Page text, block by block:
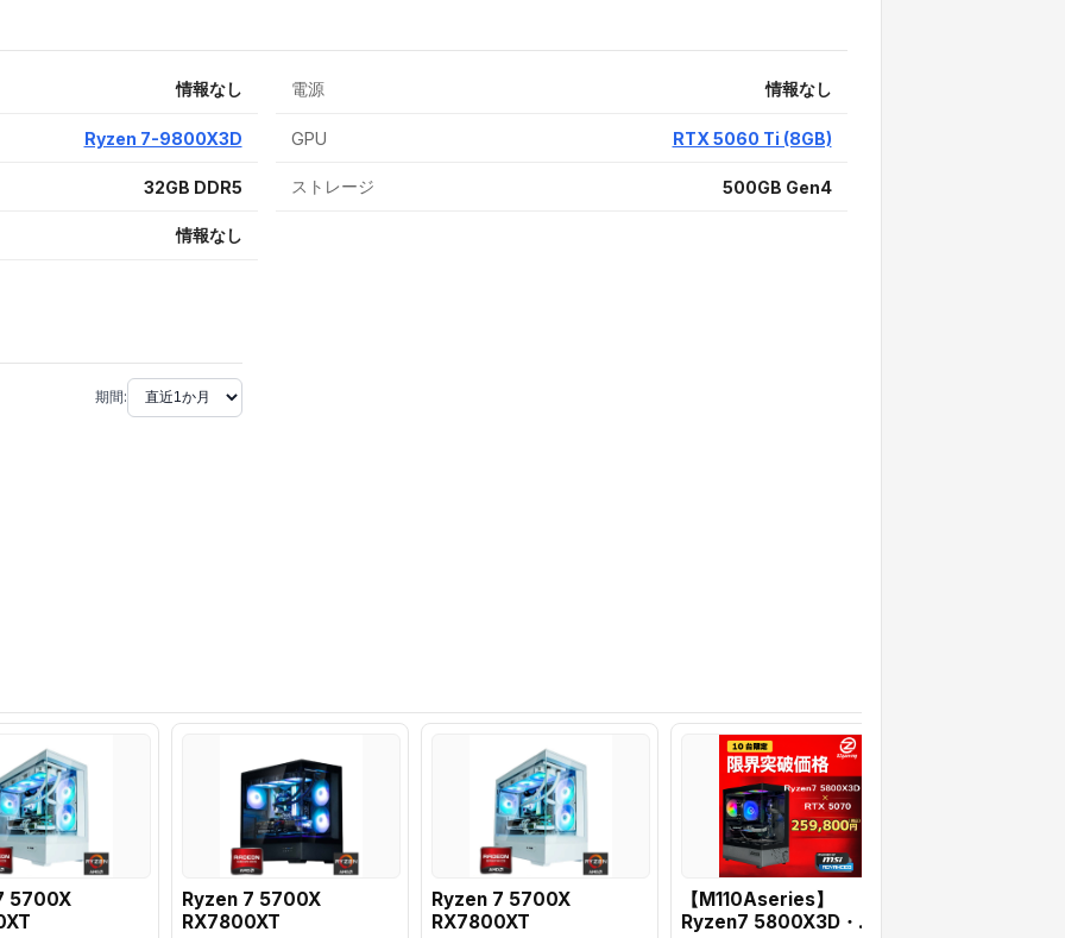
情報なし
Ryzen 7-9800X3D
32GB DDR5
情報なし
電源 情報なし
GPU RTX 5060 Ti (8GB)
ストレージ 500GB Gen4
期間:
5700X
Ryzen 7 5700X
RX7800XT
Ryzen 7 5700X
RX7800XT
【M110Aseries】
Ryzen7 5800X3D・